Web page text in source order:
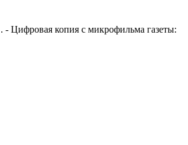
- Цифровая копия с микрофильма газеты: